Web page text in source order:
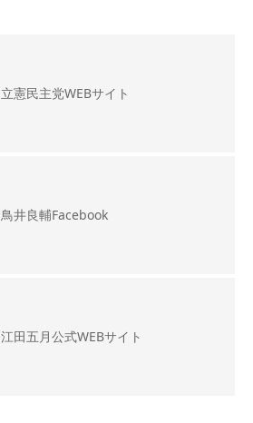
立憲民主党WEBサイト
鳥井良輔Facebook
江田五月公式WEBサイト